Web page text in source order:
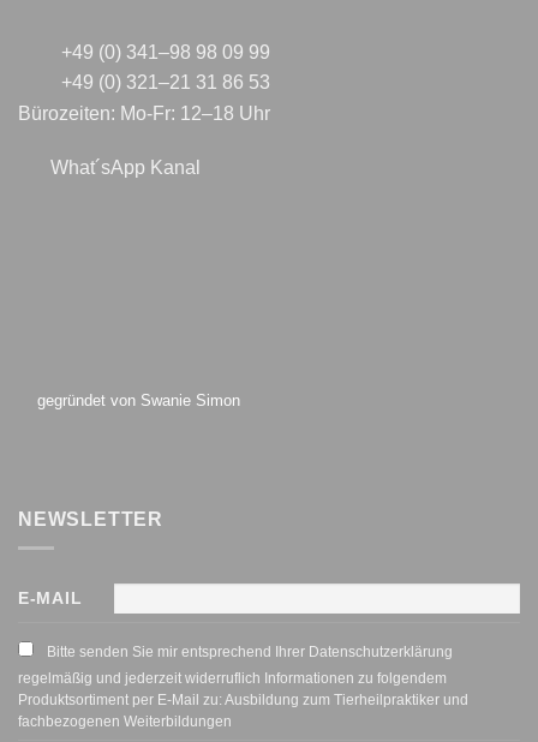
+49 (0) 341–98 98 09 99
+49 (0) 321–21 31 86 53
Bürozeiten: Mo-Fr: 12–18 Uhr
What´sApp Kanal
gegründet von Swanie Simon
NEWSLETTER
E-MAIL
Bitte senden Sie mir entsprechend Ihrer Datenschutzerklärung
regelmäßig und jederzeit widerruflich Informationen zu folgendem
Produktsortiment per E-Mail zu: Ausbildung zum Tierheilpraktiker und
fachbezogenen Weiterbildungen